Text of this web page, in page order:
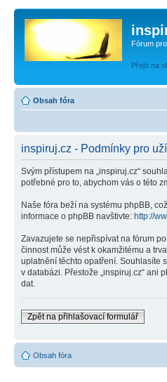
Fórum
Přejít na
Obsah fóra
inspiruj.cz - Podmínky pro
Svým přístupem na „inspiruj.cz“
potřebné pro to, abychom vás o této
Naše fóra beží na systému phpBB,
informace o phpBB navštivte: http://
Zavazujete se nepřispívat na fórum
činnost může vést k okamžitému a
uplatnění těchto opatření. Souhlasíte
v databázi. Přestože „inspiruj.cz“ ani
dat.
Zpět na přihlašovací formulář
Obsah fóra